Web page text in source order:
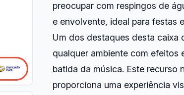
preocupar com respingos de
e envolvente, ideal para festas
Um dos destaques desta caixa
qualquer ambiente com efeitos
batida da música. Este recurso
proporciona uma experiência